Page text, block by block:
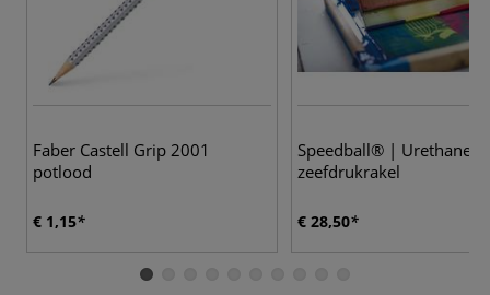
Faber Castell Grip 2001
potlood
€ 1,15
Speedball® | Urethane
zeefdrukrakel
€ 28,50